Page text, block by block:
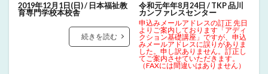
2019年12月1日(日) / 日本福祉教
育専門学校本校舎
続きを読む
令和元年年8月24日 / TKP 品川
カンファレスセンター
申込みメールアドレスの訂正 先日
よりご案内しております「アディ
クション基礎講座」ですが、申込
みメールアドレスに誤りがありま
した。申し訳ありません。訂正し
てご案内させていただきます。
（FAXには間違いはありません）